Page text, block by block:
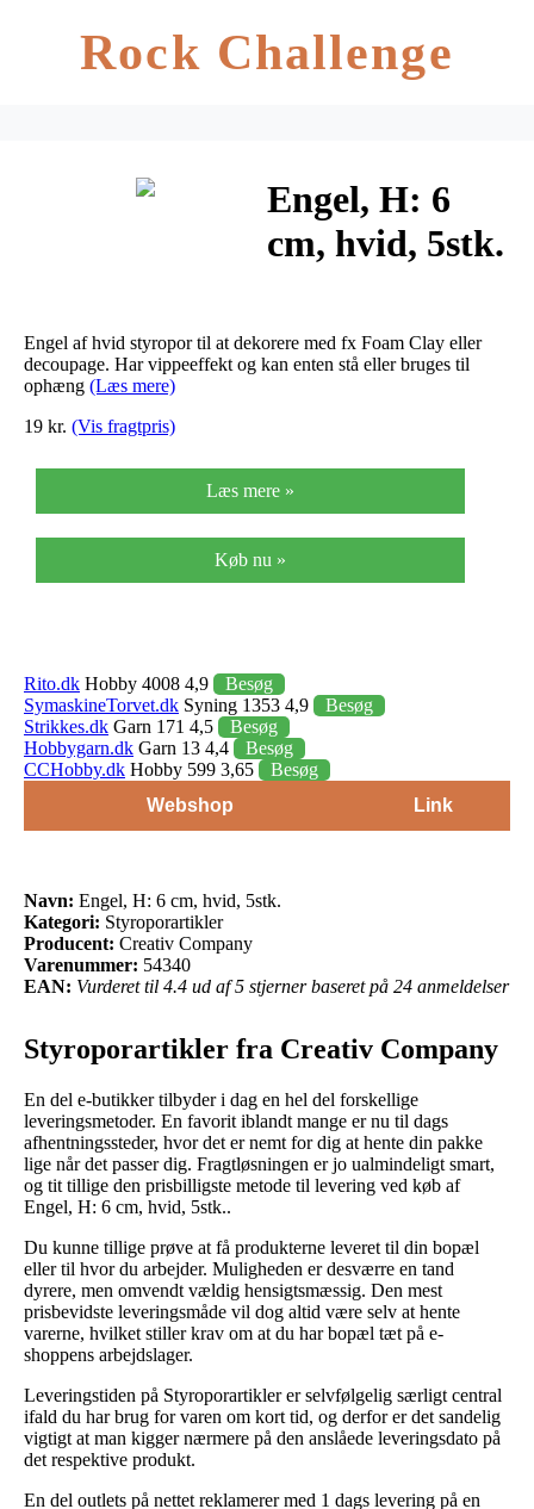
Rock Challenge
Engel, H: 6
cm, hvid, 5stk.
Engel af hvid styropor til at dekorere med fx Foam Clay eller
decoupage. Har vippeeffekt og kan enten stå eller bruges til
ophæng (Læs mere)
19 kr. (Vis fragtpris)
Læs mere »
Køb nu »
Rito.dk Hobby 4008 4,9
Besøg
SymaskineTorvet.dk Syning 1353 4,9
Besøg
Strikkes.dk Garn 171 4,5
Besøg
Hobbygarn.dk Garn 13 4,4
Besøg
CCHobby.dk Hobby 599 3,65
Besøg
Webshop
Link
Navn: Engel, H: 6 cm, hvid, 5stk.
Kategori: Styroporartikler
Producent: Creativ Company
Varenummer: 54340
EAN: Vurderet til 4.4 ud af 5 stjerner baseret på 24 anmeldelser
Styroporartikler fra Creativ Company
En del e-butikker tilbyder i dag en hel del forskellige
leveringsmetoder. En favorit iblandt mange er nu til dags
afhentningssteder, hvor det er nemt for dig at hente din pakke
lige når det passer dig. Fragtløsningen er jo ualmindeligt smart,
og tit tillige den prisbilligste metode til levering ved køb af
Engel, H: 6 cm, hvid, 5stk..
Du kunne tillige prøve at få produkterne leveret til din bopæl
eller til hvor du arbejder. Muligheden er desværre en tand
dyrere, men omvendt vældig hensigtsmæssig. Den mest
prisbevidste leveringsmåde vil dog altid være selv at hente
varerne, hvilket stiller krav om at du har bopæl tæt på e-
shoppens arbejdslager.
Leveringstiden på Styroporartikler er selvfølgelig særligt central
ifald du har brug for varen om kort tid, og derfor er det sandelig
vigtigt at man kigger nærmere på den anslåede leveringsdato på
det respektive produkt.
En del outlets på nettet reklamerer med 1 dags levering på en